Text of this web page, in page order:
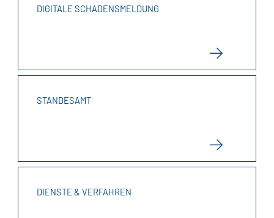
DIGITALE SCHADENSMELDUNG
STANDESAMT
DIENSTE & VERFAHREN